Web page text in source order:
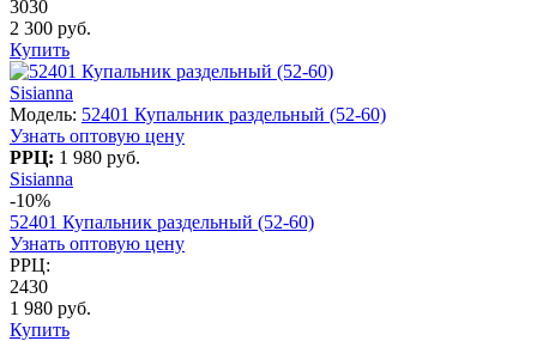
3030
2 300 руб.
Купить
Sisianna
Модель: 52401 Купальник раздельный (52-60)
Узнать оптовую цену
РРЦ: 1 980 руб.
Sisianna
-10%
52401 Купальник раздельный (52-60)
Узнать оптовую цену
РРЦ:
2430
1 980 руб.
Купить